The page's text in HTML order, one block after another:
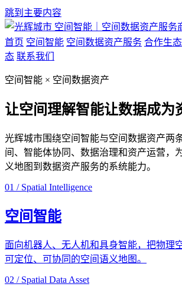
跳到主要内容
空间智能｜空间数据资产服务
首页 空间智能 空间数据资产服务 合作生态
态 联系我们
空间智能 × 空间数据资产
让空间理解智能让数据成为
光辉城市围绕空间智能与空间数据资产两
间、智能体协同、数据治理和资产运营，
义地图到数据资产服务的系统能力。
01 / Spatial Intelligence
空间智能
面向机器人、无人机和具身智能，把物理
可定位、可协同的空间语义地图。
02 / Spatial Data Asset